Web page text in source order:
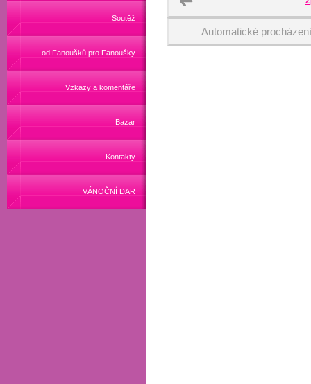
Soutěž
od Fanoušků pro Fanoušky
Vzkazy a komentáře
Bazar
Kontakty
VÁNOČNÍ DAR
Automatické